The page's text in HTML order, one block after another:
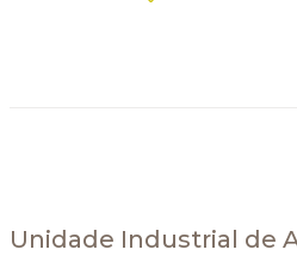
Unidade Industrial de